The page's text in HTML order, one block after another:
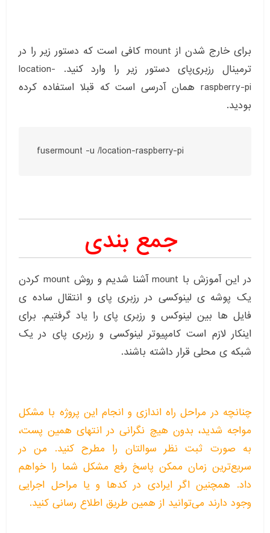
برای خارج شدن از mount کافی است که دستور زیر را در
ترمینال رزبری‌پای دستور زیر را وارد کنید. location-
raspberry-pi همان آدرسی است که قبلا استفاده کرده
بودید.
جمع بندی
در این آموزش با mount آشنا شدیم و روش mount کردن
یک پوشه ی لینوکسی در رزبری پای و انتقال ساده ی
فایل ها بین لینوکس و رزبری پای را یاد گرفتیم. برای
اینکار لازم است کامپیوتر لینوکسی و رزبری پای در یک
شبکه ی محلی قرار داشته باشند.
چنانچه در مراحل راه اندازی و انجام این پروژه با مشکل
مواجه شدید، بدون هیچ نگرانی در انتهای همین پست،
به صورت ثبت نظر سوالتان را مطرح کنید. من در
سریع‌ترین زمان ممکن پاسخ رفع مشکل شما را خواهم
داد. همچنین اگر ایرادی در کدها و یا مراحل اجرایی
وجود دارند می‌توانید از همین طریق اطلاع رسانی کنید.